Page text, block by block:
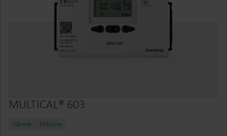
MULTICAL® 603
Värme Mätare